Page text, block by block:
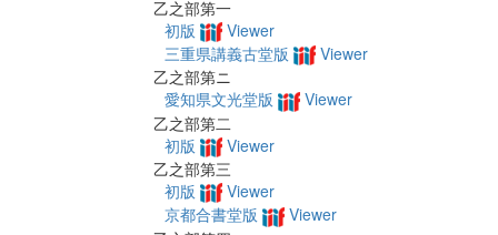
乙之部第一
初版
Viewer
三重県講義古堂版
Viewer
乙之部第ニ
愛知県文光堂版
Viewer
乙之部第二
初版
Viewer
乙之部第三
初版
Viewer
京都合書堂版
Viewer